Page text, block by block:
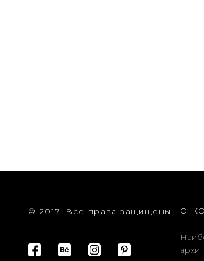
© 2017. Все права защищены. О